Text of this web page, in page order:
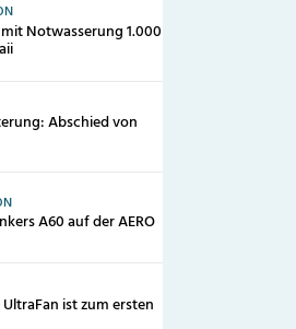
Notwasserung 1.000
Abschied von
A60 auf der AERO
ist zum ersten